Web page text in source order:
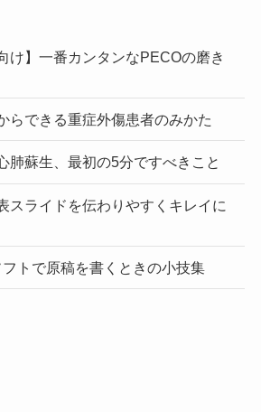
け】一番カンタンなPECOの磨き
らできる重症外傷患者のみかた
肺蘇生、最初の5分ですべきこと
スライドを伝わりやすくキレイに
フトで原稿を書くときの小技集